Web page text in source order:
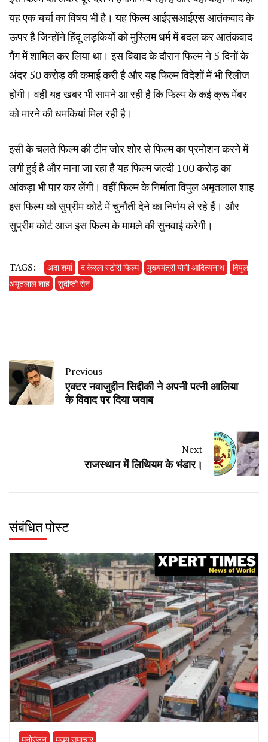
यह एक चर्चा का विषय भी है। यह फिल्म आईएसआईएस आतंकवाद के
ऊपर है जिन्होंने हिंदू लड़कियों को मुस्लिम धर्म में बदल कर आतंकवाद
गैंग में शामिल कर लिया था। इस विवाद के दौरान फिल्म ने 5 दिनों के
अंदर 50 करोड़ की कमाई करी है और यह फिल्म विदेशों में भी रिलीज
होगी। वही यह खबर भी सामने आ रही है कि फिल्म के कई क्रू मेंबर
को मारने की धमकियां मिल रही है।
इसी के चलते फिल्म की टीम जोर शोर से फिल्म का प्रमोशन करने में
लगी हुई है और माना जा रहा है यह फिल्म जल्दी 100 करोड़ का
आंकड़ा भी पार कर लेंगी। वहीं फिल्म के निर्माता विपुल अमृतलाल शाह
इस फिल्म को सुप्रीम कोर्ट में चुनौती देने का निर्णय ले रहे हैं। और
सुप्रीम कोर्ट आज इस फिल्म के मामले की सुनवाई करेगी।
TAGS: अदा शर्मा द केरला स्टोरी फिल्म मुख्यमंत्री योगी आदित्यनाथ
विपुल
अमृतलाल शाह
सुदीप्तो सेन
Previous
एक्टर नवाजुद्दीन सिद्दीकी ने अपनी पत्नी आलिया
के विवाद पर दिया जवाब
Next
राजस्थान में लिथियम के भंडार।
संबंधित पोस्ट
मनोरंजन मुख्य समाचार